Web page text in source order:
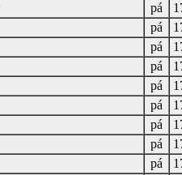
pá
pá
pá
pá
pá
pá
pá
pá
pá